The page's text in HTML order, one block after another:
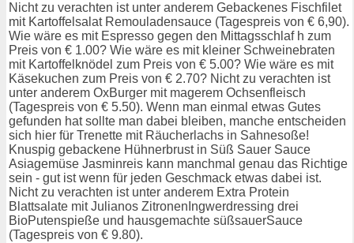
Nicht zu verachten ist unter anderem Gebackenes Fischfilet
mit Kartoffelsalat Remouladensauce (Tagespreis von € 6,90).
Wie wäre es mit Espresso gegen den Mittagsschlaf h zum
Preis von € 1.00? Wie wäre es mit kleiner Schweinebraten
mit Kartoffelknödel zum Preis von € 5.00? Wie wäre es mit
Käsekuchen zum Preis von € 2.70? Nicht zu verachten ist
unter anderem OxBurger mit magerem Ochsenfleisch
(Tagespreis von € 5.50). Wenn man einmal etwas Gutes
gefunden hat sollte man dabei bleiben, manche entscheiden
sich hier für Trenette mit Räucherlachs in Sahnesoße!
Knuspig gebackene Hühnerbrust in Süß Sauer Sauce
Asiagemüse Jasminreis kann manchmal genau das Richtige
sein - gut ist wenn für jeden Geschmack etwas dabei ist.
Nicht zu verachten ist unter anderem Extra Protein
Blattsalate mit Julianos ZitronenIngwerdressing drei
BioPutenspieße und hausgemachte süßsauerSauce
(Tagespreis von € 9.80).